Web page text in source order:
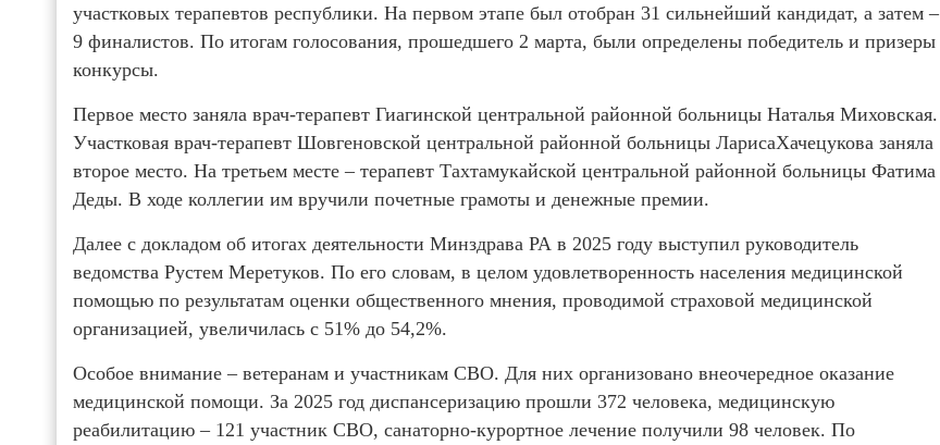
участковых терапевтов республики. На первом этапе был отобран 31 сильнейший кандидат, а затем –
9 финалистов. По итогам голосования, прошедшего 2 марта, были определены победитель и призеры
конкурсы.
Первое место заняла врач-терапевт Гиагинской центральной районной больницы Наталья Миховская.
Участковая врач-терапевт Шовгеновской центральной районной больницы ЛарисаХачецукова заняла
второе место. На третьем месте – терапевт Тахтамукайской центральной районной больницы Фатима
Деды. В ходе коллегии им вручили почетные грамоты и денежные премии.
Далее с докладом об итогах деятельности Минздрава РА в 2025 году выступил руководитель
ведомства Рустем Меретуков. По его словам, в целом удовлетворенность населения медицинской
помощью по результатам оценки общественного мнения, проводимой страховой медицинской
организацией, увеличилась с 51% до 54,2%.
Особое внимание – ветеранам и участникам СВО. Для них организовано внеочередное оказание
медицинской помощи. За 2025 год диспансеризацию прошли 372 человека, медицинскую
реабилитацию – 121 участник СВО, санаторно-курортное лечение получили 98 человек. По